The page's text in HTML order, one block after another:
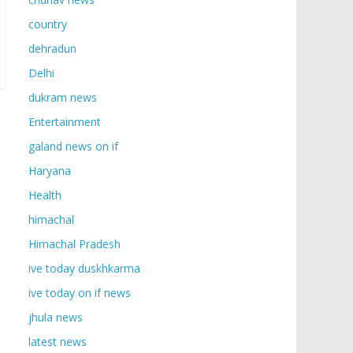
country
dehradun
Delhi
dukram news
Entertainment
galand news on if
Haryana
Health
himachal
Himachal Pradesh
ive today duskhkarma
ive today on if news
jhula news
latest news